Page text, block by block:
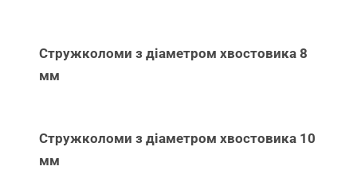
Стружколоми з діаметром хвостовика 8
мм
Стружколоми з діаметром хвостовика 10
мм